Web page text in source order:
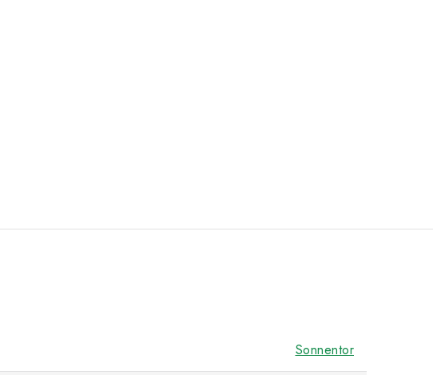
Sonnentor